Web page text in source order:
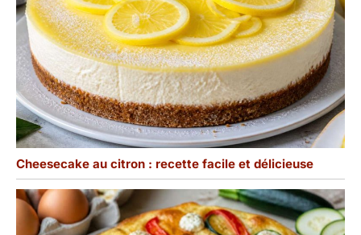
Cheesecake au citron : recette facile et délicieuse